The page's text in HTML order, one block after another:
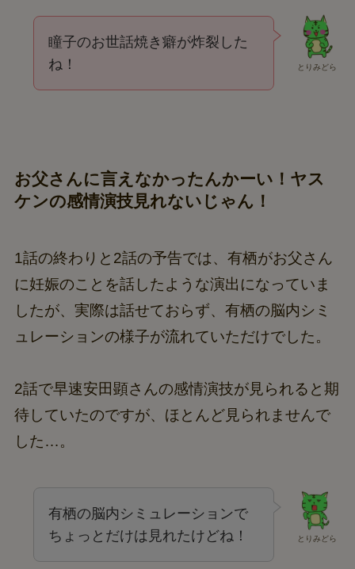
とりみどら
瞳子のお世話焼き癖が炸裂した
ね！
お父さんに言えなかったんかーい！ヤス
ケンの感情演技見れないじゃん！
1話の終わりと2話の予告では、有栖がお父さん
に妊娠のことを話したような演出になっていま
したが、実際は話せておらず、有栖の脳内シミ
ュレーションの様子が流れていただけでした。
2話で早速安田顕さんの感情演技が見られると期
待していたのですが、ほとんど見られませんで
した…。
とりみどら
有栖の脳内シミュレーションで
ちょっとだけは見れたけどね！